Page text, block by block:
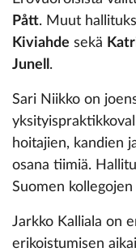
Pått. Muut
Kiviahde sekä
Junell .
Sari Niikko on
hoitajien, kandien
osana tiimiä.
Suomen
Jarkko Kalliala on
erikoistumisen